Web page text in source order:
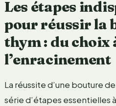
Les étapes
pour réussir la
thym : du choix
l’enracinement
La réussite d’une bouture
série d’étapes essentielles